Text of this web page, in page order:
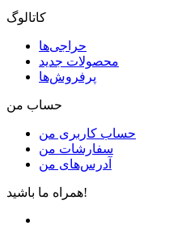
کاتالوگ
حراجی‌ها
محصولات جدید
پرفروش‌ها
حساب من
حساب کاربری من
سفارشات من
آدرس‌های من
همراه ما باشید!